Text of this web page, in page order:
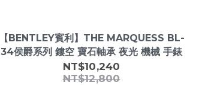
【BENTLEY賓利】THE MARQUESS BL-
34侯爵系列 鏤空 寶石軸承 夜光 機械 手錶
NT$10,240
NT$12,800